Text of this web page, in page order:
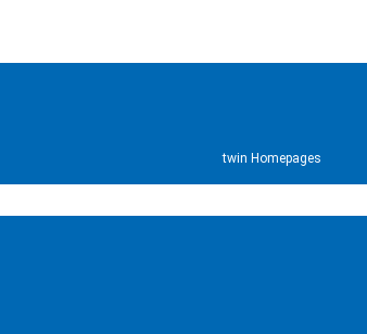
twin Homepages